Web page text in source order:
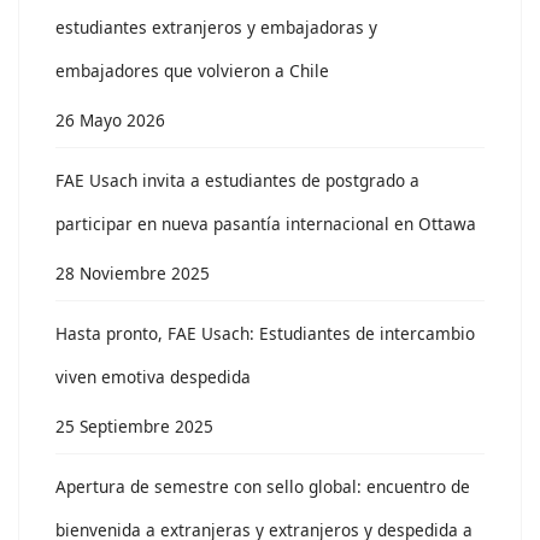
estudiantes extranjeros y embajadoras y
embajadores que volvieron a Chile
26 Mayo 2026
FAE Usach invita a estudiantes de postgrado a
participar en nueva pasantía internacional en Ottawa
28 Noviembre 2025
Hasta pronto, FAE Usach: Estudiantes de intercambio
viven emotiva despedida
25 Septiembre 2025
Apertura de semestre con sello global: encuentro de
bienvenida a extranjeras y extranjeros y despedida a